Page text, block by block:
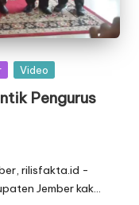
Video
Pengurus
rilisfakta.id -
Jember kak…